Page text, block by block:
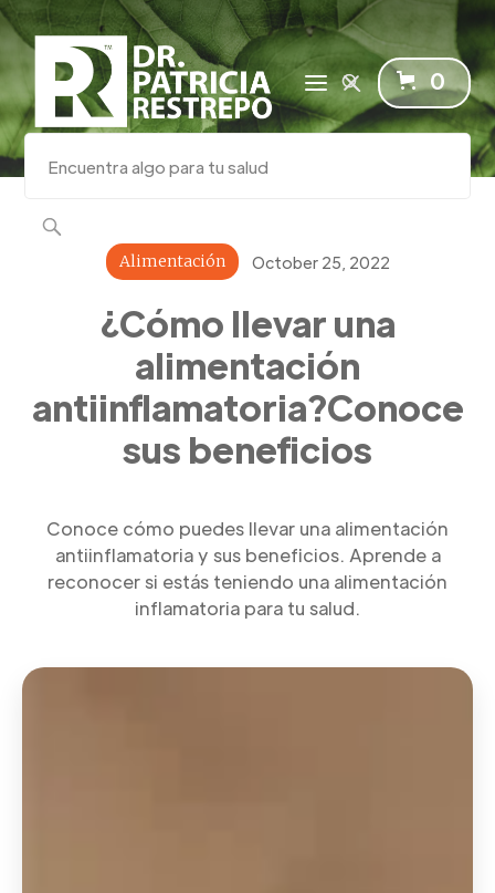
0
Alimentación October 25, 2022
¿Cómo llevar una
alimentación
antiinflamatoria?Conoce
sus beneficios
Conoce cómo puedes llevar una alimentación
antiinflamatoria y sus beneficios. Aprende a
reconocer si estás teniendo una alimentación
inflamatoria para tu salud.